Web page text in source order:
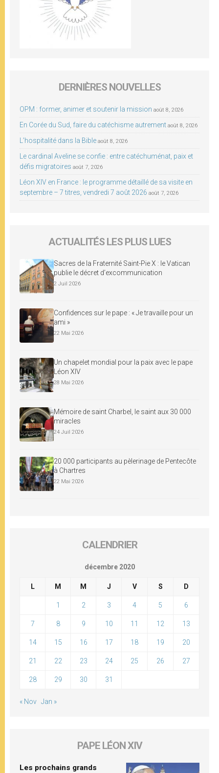
DERNIÈRES NOUVELLES
OPM : former, animer et soutenir la mission août 8, 2026
En Corée du Sud, faire du catéchisme autrement août 8, 2026
L’hospitalité dans la Bible août 8, 2026
Le cardinal Aveline se confie : entre catéchuménat, paix et
défis migratoires août 7, 2026
Léon XIV en France : le programme détaillé de sa visite en
septembre – 7 titres, vendredi 7 août 2026 août 7, 2026
ACTUALITÉS LES PLUS LUES
Sacres de la Fraternité Saint-Pie X : le Vatican
publie le décret d’excommunication
2 Juil 2026
Confidences sur le pape : « Je travaille pour un
ami »
22 Mai 2026
Un chapelet mondial pour la paix avec le pape
Léon XIV
28 Mai 2026
Mémoire de saint Charbel, le saint aux 30 000
miracles
24 Juil 2026
20 000 participants au pèlerinage de Pentecôte
à Chartres
22 Mai 2026
CALENDRIER
décembre 2020
L M M J V S D
1 2 3 4 5 6
7 8 9 10 11 12 13
14 15 16 17 18 19 20
21 22 23 24 25 26 27
28 29 30 31
« Nov Jan »
PAPE LÉON XIV
Les prochains grands